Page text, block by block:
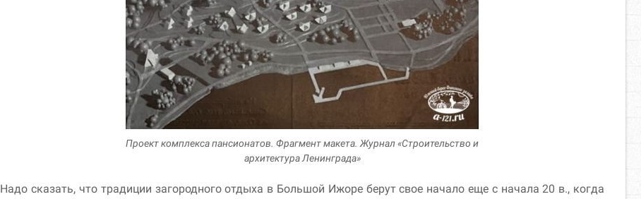
Проект комплекса пансионатов. Фрагмент макета. Журнал «Строительство и
архитектура Ленинграда»
Надо сказать, что традиции загородного отдыха в Большой Ижоре берут свое начало еще с начала 20 в., когда
поведении во время
посещения нашего
сайта, вы повышаете
вероятность того, что
будете получать
персонализированный
контент и
предложения.